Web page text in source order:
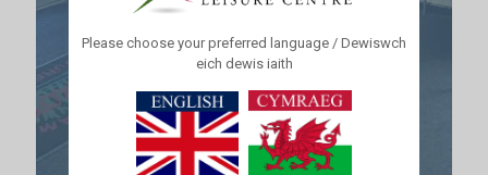
Please choose your preferred language / Dewiswch
eich dewis iaith